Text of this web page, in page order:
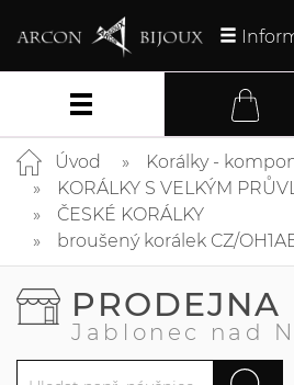
Úvod
Korálky -
KORÁLKY S VELKÝM
ČESKÉ KORÁLKY
broušený korálek CZ/
PRODEJNA
Jablonec nad